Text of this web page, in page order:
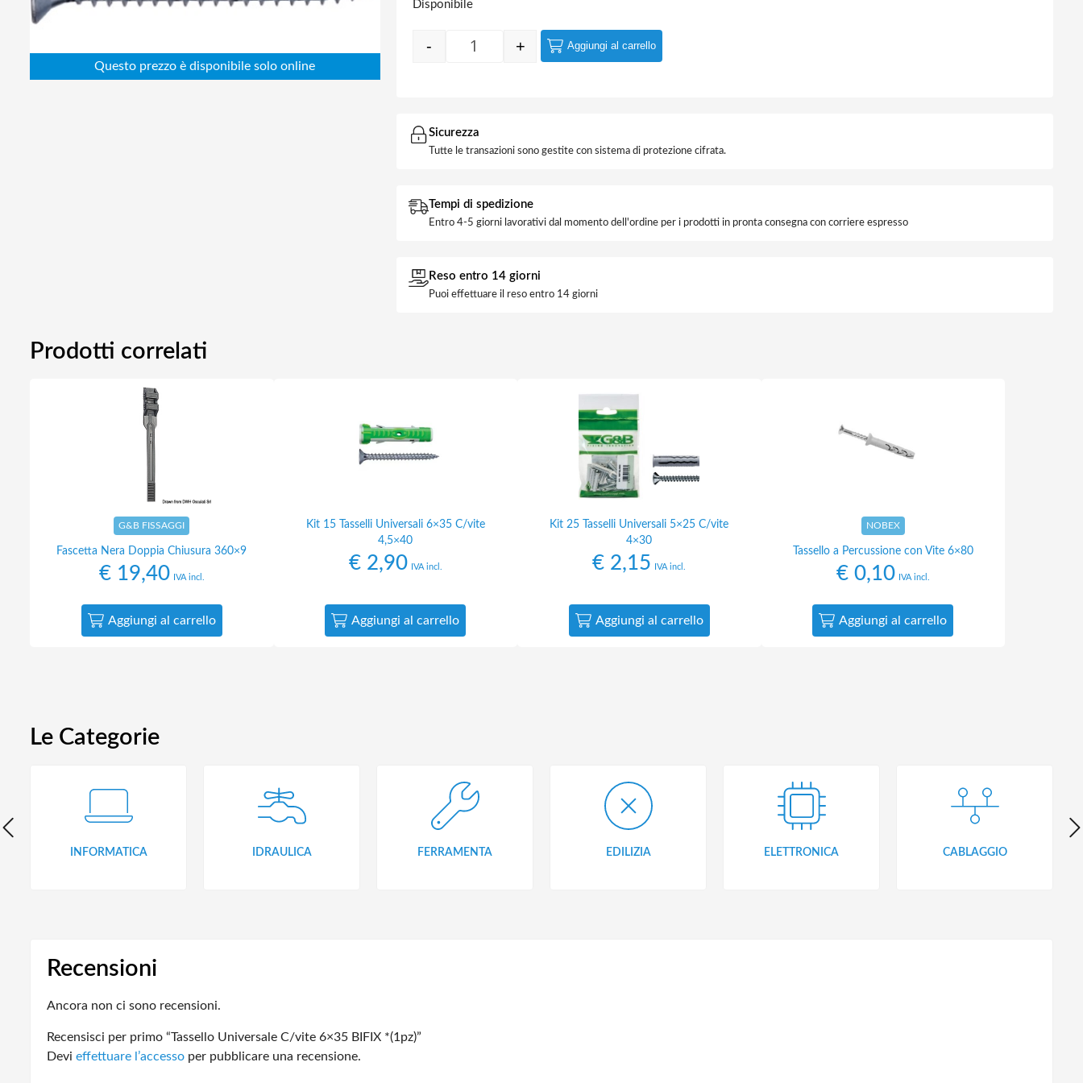
Batterie
Disponibile
Quantity
- + Aggiungi al carrello
Sicurezza
Tutte le transazioni sono gestite con sistema di protezione cifrata.
Tempi di spedizione
Entro 4-5 giorni lavorativi dal momento dell'ordine per i prodotti in pronta consegna con corriere espresso
Reso entro 14 giorni
Puoi effettuare il reso entro 14 giorni
Prodotti correlati
G&B FISSAGGI
Fascetta Nera Doppia Chiusura 360×9
€19,40 IVA incl.
Aggiungi al carrello
Kit 15 Tasselli Universali 6×35 C/vite
4,5×40
€2,90 IVA incl.
Aggiungi al carrello
Kit 25 Tasselli Universali 5×25 C/vite
4×30
€ 2,15 IVA incl.
Aggiungi al carrello
NOBEX
Tassello a Percussione con Vite 6×80
€0,10 IVA incl.
Aggiungi al carrello
Le Categorie
INFORMATICA IDRAULICA FERRAMENTA EDILIZIA ELETTRONICA CABLAGGIO
Recensioni
Ancora non ci sono recensioni.
Recensisci per primo “Tassello Universale C/vite 6×35 BIFIX *(1pz)”
Devi effettuare l’accesso per pubblicare una recensione.